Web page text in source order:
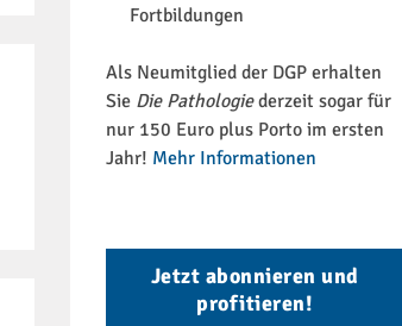
Fortbildungen
Als Neumitglied der DGP erhalten
Sie Die Pathologiederzeit sogar für
nur 150 Euro plus Porto im ersten
Jahr! Mehr Informationen
Jetzt abonnieren und
profitieren!